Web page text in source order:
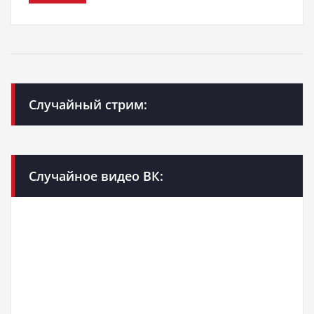
Случайный стрим:
Случайное видео ВК: